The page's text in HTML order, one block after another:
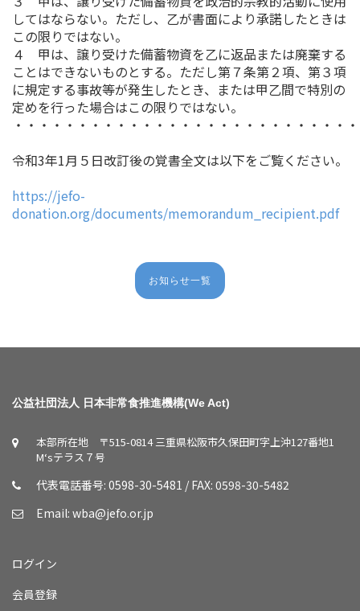
してはならない。ただし、乙が書面により承諾したときは
この限りではない。
４ 甲は、譲り受けた備蓄物資を乙に返品または廃棄する
ことはできないものとする。ただし第７条第２項、第３項
に規定する事故等が発生したとき、または甲乙間で特別の
定めを行った場合はこの限りではない。
・・・・・・・・・・・・・・・・・・・・・・・・・・
令和3年1月５日改訂後の覚書全文は以下をご覧ください。
https://jefo-
donation.org/documents/memorandum_recipient.pdf
お知らせ一覧
公益社団法人 日本非常食推進機構(We Act)
本部所在地 〒515-0814 三重県松阪市久保田町字上沖127番地1
M‘sテラス７号
代表電話番号: 0598-30-5481 / FAX: 0598-30-5482
Email: wba@jefo.or.jp
ログイン
会員登録